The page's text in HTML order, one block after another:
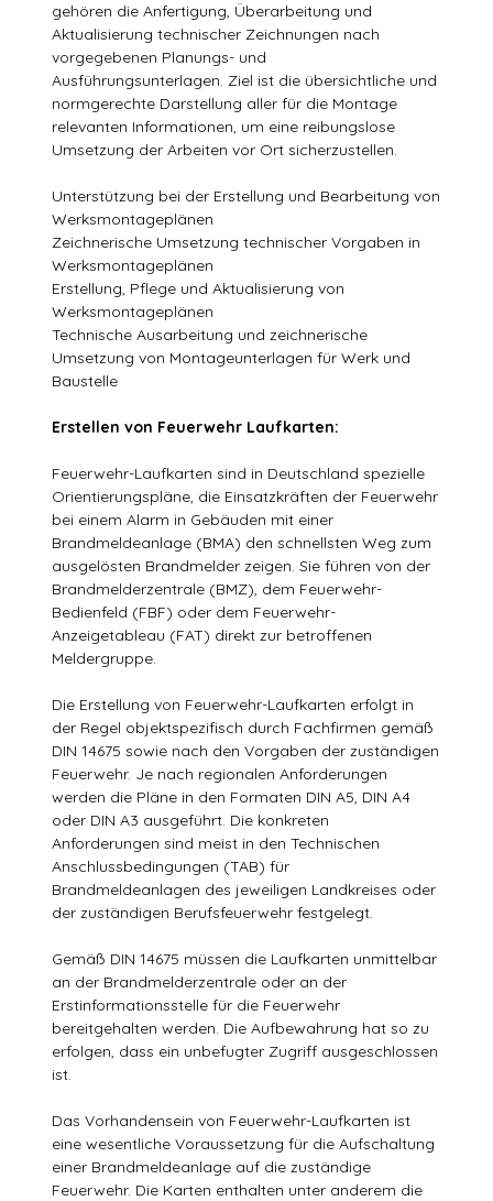
gehören die Anfertigung, Überarbeitung und
Aktualisierung technischer Zeichnungen nach
vorgegebenen Planungs- und
Ausführungsunterlagen. Ziel ist die übersichtliche und
normgerechte Darstellung aller für die Montage
relevanten Informationen, um eine reibungslose
Umsetzung der Arbeiten vor Ort sicherzustellen.
Unterstützung bei der Erstellung und Bearbeitung von
Werksmontageplänen
Zeichnerische Umsetzung technischer Vorgaben in
Werksmontageplänen
Erstellung, Pflege und Aktualisierung von
Werksmontageplänen
Technische Ausarbeitung und zeichnerische
Umsetzung von Montageunterlagen für Werk und
Baustelle
Erstellen von Feuerwehr Laufkarten:
Feuerwehr-Laufkarten sind in Deutschland spezielle
Orientierungspläne, die Einsatzkräften der Feuerwehr
bei einem Alarm in Gebäuden mit einer
Brandmeldeanlage (BMA) den schnellsten Weg zum
ausgelösten Brandmelder zeigen. Sie führen von der
Brandmelderzentrale (BMZ), dem Feuerwehr-
Bedienfeld (FBF) oder dem Feuerwehr-
Anzeigetableau (FAT) direkt zur betroffenen
Meldergruppe.
Die Erstellung von Feuerwehr-Laufkarten erfolgt in
der Regel objektspezifisch durch Fachfirmen gemäß
DIN 14675 sowie nach den Vorgaben der zuständigen
Feuerwehr. Je nach regionalen Anforderungen
werden die Pläne in den Formaten DIN A5, DIN A4
oder DIN A3 ausgeführt. Die konkreten
Anforderungen sind meist in den Technischen
Anschlussbedingungen (TAB) für
Brandmeldeanlagen des jeweiligen Landkreises oder
der zuständigen Berufsfeuerwehr festgelegt.
Gemäß DIN 14675 müssen die Laufkarten unmittelbar
an der Brandmelderzentrale oder an der
Erstinformationsstelle für die Feuerwehr
bereitgehalten werden. Die Aufbewahrung hat so zu
erfolgen, dass ein unbefugter Zugriff ausgeschlossen
ist.
Das Vorhandensein von Feuerwehr-Laufkarten ist
eine wesentliche Voraussetzung für die Aufschaltung
einer Brandmeldeanlage auf die zuständige
Feuerwehr. Die Karten enthalten unter anderem die